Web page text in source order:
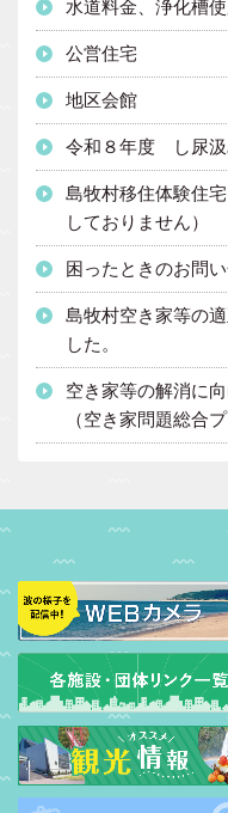
水道料金、浄化槽
公営住宅
地区会館
令和８年度 し尿汲
島牧村移住体験住
しておりません）
困ったときのお問
島牧村空き家等の
した。
空き家等の解消に
（空き家問題総合